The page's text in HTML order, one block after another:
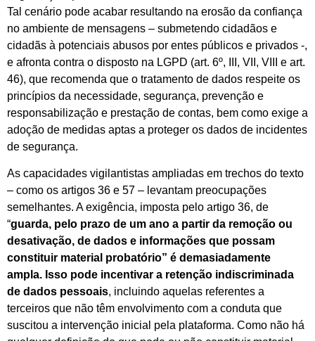
Tal cenário pode acabar resultando na erosão da confiança
no ambiente de mensagens – submetendo cidadãos e
cidadãs à potenciais abusos por entes públicos e privados -,
e afronta contra o disposto na LGPD (art. 6º, III, VII, VIII e art.
46), que recomenda que o tratamento de dados respeite os
princípios da necessidade, segurança, prevenção e
responsabilização e prestação de contas, bem como exige a
adoção de medidas aptas a proteger os dados de incidentes
de segurança.
As capacidades vigilantistas ampliadas em trechos do texto
– como os artigos 36 e 57 – levantam preocupações
semelhantes. A exigência, imposta pelo artigo 36, de
“guarda, pelo prazo de um ano a partir da remoção ou
desativação, de dados e informações que possam
constituir material probatório” é demasiadamente
ampla. Isso pode incentivar a retenção indiscriminada
de dados pessoais, incluindo aquelas referentes a
terceiros que não têm envolvimento com a conduta que
suscitou a intervenção inicial pela plataforma. Como não há